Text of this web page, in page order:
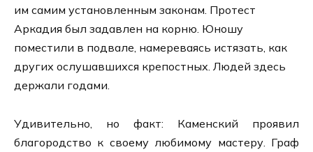
им самим установленным законам. Протест
Аркадия был задавлен на корню. Юношу
поместили в подвале, намереваясь истязать, как
других ослушавшихся крепостных. Людей здесь
держали годами.
Удивительно, но факт: Каменский проявил
благородство к своему любимому мастеру. Граф